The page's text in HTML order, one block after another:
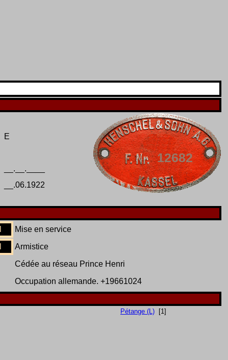
12682
E
__.__.____
__.06.1922
Mise en service
Armistice
Cédée au réseau Prince Henri
Occupation allemande. +19661024
Pétange (L) [1]